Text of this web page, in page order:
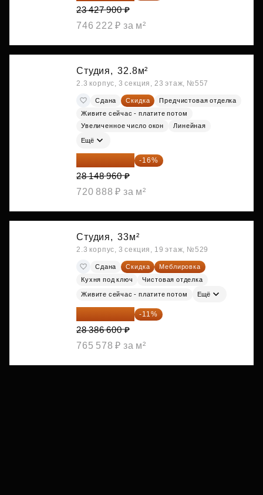
23 427 900 ₽
746 222 ₽ за м²
Студия, 32.8м²
2.3 корпус, 3 секция, 23 этаж, №557
Сдана Скидка
Предчистовая отделка
Живите сейчас - платите потом
Увеличенное число окон
Линейная
Ещё
23 645 126 ₽ -16%
28 148 960 ₽
720 888 ₽ за м²
Студия, 33м²
2.3 корпус, 3 секция, 19 этаж, №529
Сдана Скидка
Меблировка
Кухня под ключ
Чистовая отделка
Живите сейчас - платите потом Ещё
25 264 074 ₽ -11%
28 386 600 ₽
765 578 ₽ за м²